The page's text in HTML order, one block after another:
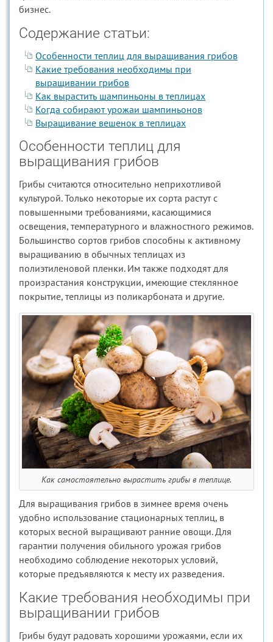
бизнес.
Содержание статьи:
Особенности теплиц для выращивания грибов
Какие требования необходимы при
выращивании грибов
Как вырастить шампиньоны в теплицах
Когда собирают урожаи шампиньонов
Выращивание вешенок в теплицах
Особенности теплиц для
выращивания грибов
Грибы считаются относительно неприхотливой
культурой. Только некоторые их сорта растут с
повышенными требованиями, касающимися
освещения, температурного и влажностного режимов.
Большинство сортов грибов способны к активному
выращиванию в обычных теплицах из
полиэтиленовой пленки. Им также подходят для
произрастания конструкции, имеющие стеклянное
покрытие, теплицы из поликарбоната и другие.
Как самостоятельно вырастить грибы в теплице.
Для выращивания грибов в зимнее время очень
удобно использование стационарных теплиц, в
которых весной выращивают ранние овощи. Для
гарантии получения обильного урожая грибов
необходимо соблюдение некоторых условий,
которые предъявляются к месту их разведения.
Какие требования необходимы при
выращивании грибов
Грибы будут радовать хорошими урожаями, если их